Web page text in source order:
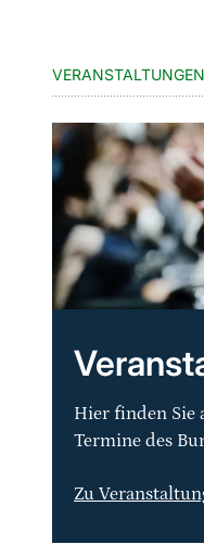
VERANSTALTUNGEN
Hier finden Sie
Termine des
Zu